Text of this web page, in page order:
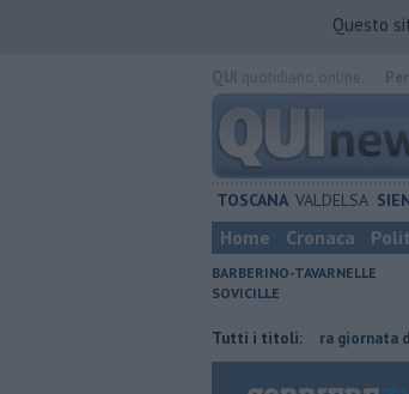
Questo
TOSCANA VALDELSA
Home Cronaca
BARBERINO-TAVARNELLE
SOVICILLE
Tutti i titoli:
Incendi nei boschi, un'altra giornata di fuoco